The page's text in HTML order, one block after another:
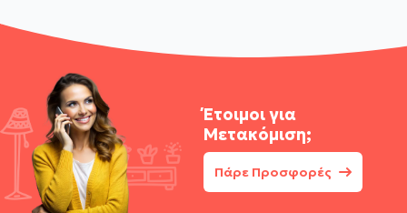
Έτοιμοι για
Μετακόμιση;
Πάρε Προσφορές